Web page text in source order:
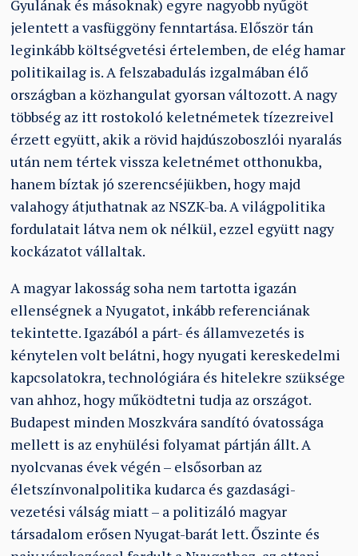
Gyulának és másoknak) egyre nagyobb nyűgöt
jelentett a vasfüggöny fenntartása. Először tán
leginkább költségvetési értelemben, de elég hamar
politikailag is. A felszabadulás izgalmában élő
országban a közhangulat gyorsan változott. A nagy
többség az itt rostokoló keletnémetek tízezreivel
érzett együtt, akik a rövid hajdúszoboszlói nyaralás
után nem tértek vissza keletnémet otthonukba,
hanem bíztak jó szerencséjükben, hogy majd
valahogy átjuthatnak az NSZK-ba. A világpolitika
fordulatait látva nem ok nélkül, ezzel együtt nagy
kockázatot vállaltak.
A magyar lakosság soha nem tartotta igazán
ellenségnek a Nyugatot, inkább referenciának
tekintette. Igazából a párt- és államvezetés is
kénytelen volt belátni, hogy nyugati kereskedelmi
kapcsolatokra, technológiára és hitelekre szüksége
van ahhoz, hogy működtetni tudja az országot.
Budapest minden Moszkvára sandító óvatossága
mellett is az enyhülési folyamat pártján állt. A
nyolcvanas évek végén – elsősorban az
életszínvonalpolitika kudarca és gazdasági-
vezetési válság miatt – a politizáló magyar
társadalom erősen Nyugat-barát lett. Őszinte és